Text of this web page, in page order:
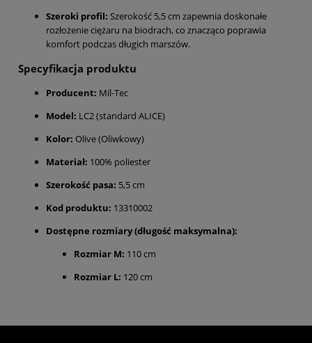
Szeroki profil: Szerokość 5,5 cm zapewnia doskonałe
rozłożenie ciężaru na biodrach, co znacząco poprawia
komfort podczas długich marszów.
Specyfikacja produktu
Producent: Mil-Tec
Model: LC2 (standard ALICE)
Kolor: Olive (Oliwkowy)
Materiał: 100% poliester
Szerokość pasa: 5,5 cm
Kod produktu: 13310002
Dostępne rozmiary (długość maksymalna):
Rozmiar M: 110 cm
Rozmiar L: 120 cm